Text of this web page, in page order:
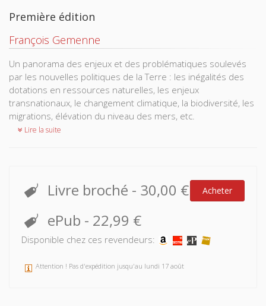
Première édition
François Gemenne
Un panorama des enjeux et des problématiques soulevés
par les nouvelles politiques de la Terre : les inégalités des
dotations en ressources naturelles, les enjeux
transnationaux, le changement climatique, la biodiversité, les
migrations, élévation du niveau des mers, etc.
Lire la suite
Livre broché - 30,00 € Acheter
ePub - 22,99 €
Disponible chez ces revendeurs:
Attention ! Pas d'expédition jusqu'au lundi 17 août